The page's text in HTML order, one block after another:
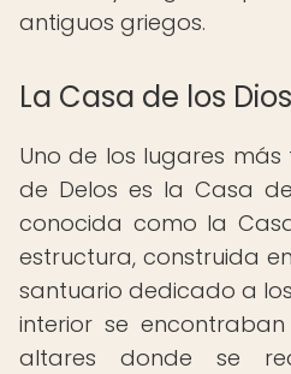
antiguos griegos.
La Casa de los
Uno de los lugares
de Delos es la Casa
conocida como la
estructura, construida
santuario dedicado a
interior se
altares donde se